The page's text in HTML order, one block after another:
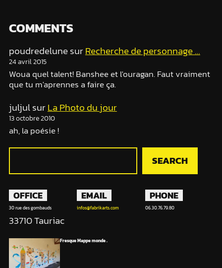
COMMENTS
poudredelunesurRecherche de personnage …
24 avril 2015
Woua quel talent! Banshee et l'ouragan. Faut vraiment
que tu m'aprennes a faire ça.
juljulsurLa Photo du jour
13 octobre 2010
ah, la poésie !
R
c
h
e
r
c
h
e
SEARCH
OFFICE
30 rue des gombauds
33710 Tauriac
EMAIL
infos@fabrikarts.com
PHONE
06.30.76.79.80
Fresque Mappe monde .